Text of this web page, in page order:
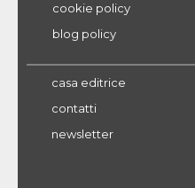
cookie policy
blog policy
casa editrice
contatti
newsletter